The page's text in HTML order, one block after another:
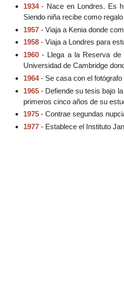
1934- Nace en Londres. Es
Siendo niña recibe como
1957- Viaja a Kenia donde
1958- Viaja a Londres para
1960- Llega a la Reserva de
Universidad de Cambridge
1964- Se casa con el fotógrafo
1965- Defiende su tesis bajo la
primeros cinco años de su
1975- Contrae segundas
1977- Establece el Instituto